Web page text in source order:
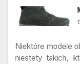
Niektóre modele
niestety takich,